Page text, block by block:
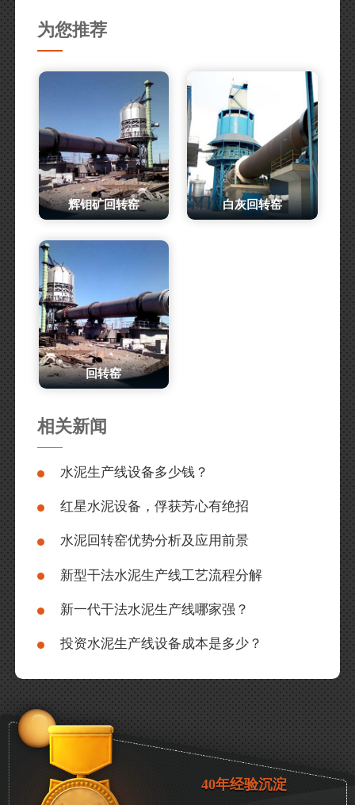
为您推荐
辉钼矿回转窑 白灰回转窑
回转窑
相关新闻
水泥生产线设备多少钱？
红星水泥设备，俘获芳心有绝招
水泥回转窑优势分析及应用前景
新型干法水泥生产线工艺流程分解
新一代干法水泥生产线哪家强？
投资水泥生产线设备成本是多少？
40年经验沉淀